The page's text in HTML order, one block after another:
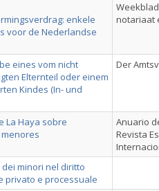
enkele
voor de Nederlandse
notariaat
eines vom nicht
Elternteil oder einem
Kindes (In- und
Der
La Haya sobre
Anuario
Revista
minori nel diritto
privato e processuale